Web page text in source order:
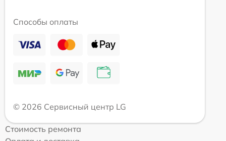
Способы оплаты
© 2026 Сервисный центр LG
Стоимость ремонта